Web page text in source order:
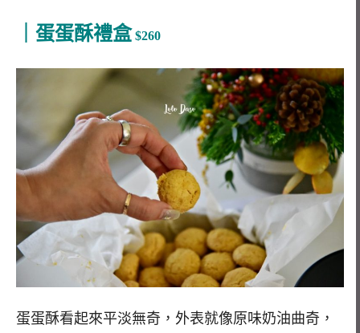
｜蛋蛋酥禮盒 $260
蛋蛋酥看起來平淡無奇，外表就像原味奶油曲奇，